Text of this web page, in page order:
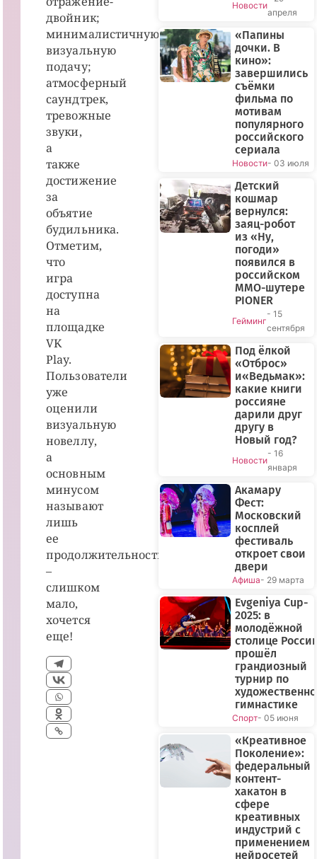
двойник;
минималистичную
визуальную
подачу;
атмосферный
саундтрек,
тревожные
звуки,
а
также
достижение
за
объятие
будильника.
Отметим,
что
игра
доступна
на
площадке
VK
Play.
Пользователи
уже
оценили
визуальную
новеллу,
а
основным
минусом
называют
лишь
ее
продолжительность
–
слишком
мало,
хочется
еще!
Новости
апреля
«Папины
дочки. В
кино»:
завершились
съёмки
фильма по
мотивам
популярного
российского
сериала
Новости- 03 июля
Детский
кошмар
вернулся:
заяц-робот
из «Ну,
погоди»
появился в
российском
MMO-шутере
PIONER
Гейминг
- 15
сентября
Под ёлкой
«Отброс»
и«Ведьмак»:
какие книги
россияне
дарили друг
другу в
Новый год?
Новости
- 16
января
Акамару
Фест:
Московский
косплей
фестиваль
откроет свои
двери
Афиша- 29 марта
Evgeniya Cup-
2025: в
молодёжной
столице
прошёл
грандиозный
турнир по
гимнастике
Спорт- 05 июня
«Креативное
Поколение»:
федеральный
контент-
хакатон в
сфере
креативных
индустрий с
применением
нейросетей